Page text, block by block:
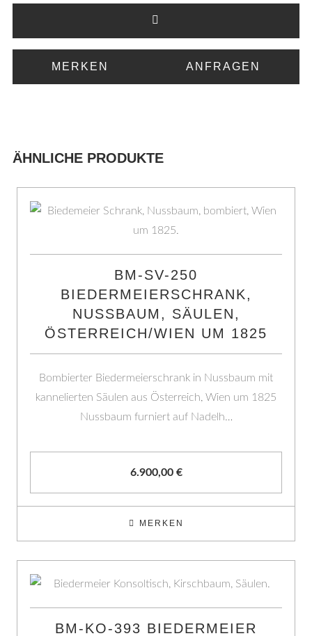
MERKEN ANFRAGEN
ÄHNLICHE PRODUKTE
BM-SV-250
BIEDERMEIERSCHRANK,
NUSSBAUM, SÄULEN,
ÖSTERREICH/WIEN UM 1825
Bombierter Biedermeierschrank in Nussbaum mit
kannelierten Säulen aus Österreich, Wien um 1825
Nussbaum furniert auf Nadelh…
6.900,00 €
MERKEN
BM-KO-393 BIEDERMEIER